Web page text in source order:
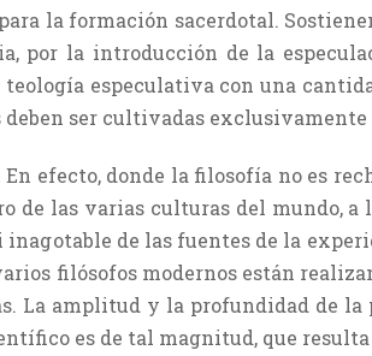
la formación sacer­dotal.
por la introducción de la
especulativa con una
ser cultivadas
efecto, donde la filosofía no es
de las varias culturas del mundo,
de las fuentes de la
filósofos modernos están
La amplitud y la profundidad de
es de tal magnitud, que